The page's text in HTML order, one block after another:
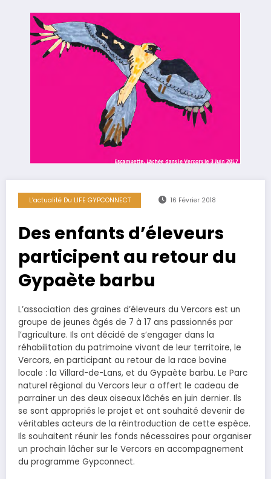
L’actualité Du LIFE GYPCONNECT 16 Février 2018
Des enfants d’éleveurs
participent au retour du
Gypaète barbu
L’association des graines d’éleveurs du Vercors est un
groupe de jeunes âgés de 7 à 17 ans passionnés par
l’agriculture. Ils ont décidé de s’engager dans la
réhabilitation du patrimoine vivant de leur territoire, le
Vercors, en participant au retour de la race bovine
locale : la Villard-de-Lans, et du Gypaète barbu. Le Parc
naturel régional du Vercors leur a offert le cadeau de
parrainer un des deux oiseaux lâchés en juin dernier. Ils
se sont appropriés le projet et ont souhaité devenir de
véritables acteurs de la réintroduction de cette espèce.
Ils souhaitent réunir les fonds nécessaires pour organiser
un prochain lâcher sur le Vercors en accompagnement
du programme Gypconnect.